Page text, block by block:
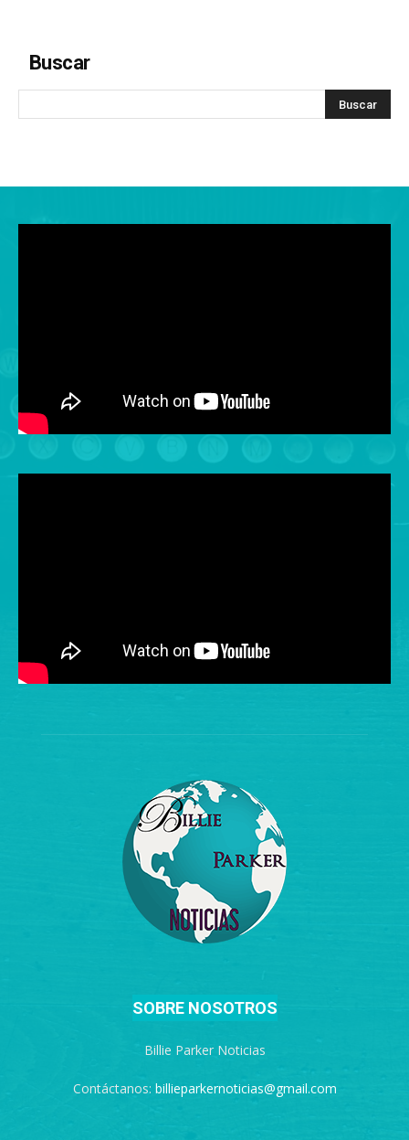
Buscar
SOBRE NOSOTROS
Billie Parker Noticias
Contáctanos: billieparkernoticias@gmail.com